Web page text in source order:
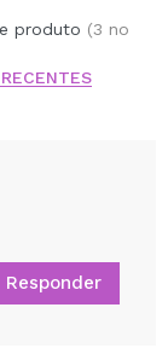
produto (3 no
Responder